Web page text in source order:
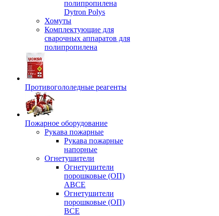
полипропилена
Dytron Polys
Хомуты
Комплектующие для
сварочных аппаратов для
полипропилена
Противогололедные реагенты
Пожарное оборудование
Рукава пожарные
Рукава пожарные
напорные
Огнетушители
Огнетушители
порошковые (ОП)
АВСЕ
Огнетушители
порошковые (ОП)
ВСЕ